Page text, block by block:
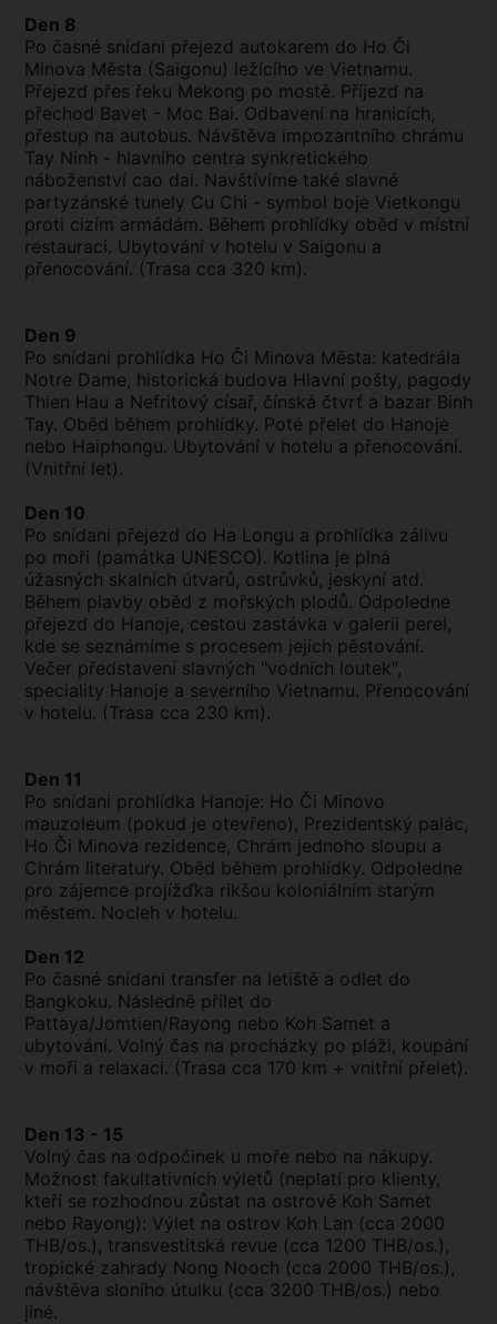
Den 8
Po časné snídani přejezd autokarem do Ho Či
Minova Města (Saigonu) ležícího ve Vietnamu.
Přejezd přes řeku Mekong po mostě. Příjezd na
přechod Bavet - Moc Bai. Odbavení na hranicích,
přestup na autobus. Návštěva impozantního chrámu
Tay Ninh - hlavního centra synkretického
náboženství cao dai. Navštívíme také slavné
partyzánské tunely Cu Chi - symbol boje Vietkongu
proti cizím armádám. Během prohlídky oběd v místní
restauraci. Ubytování v hotelu v Saigonu a
přenocování. (Trasa cca 320 km).
Den 9
Po snídani prohlídka Ho Či Minova Města: katedrála
Notre Dame, historická budova Hlavní pošty, pagody
Thien Hau a Nefritový císař, čínská čtvrť a bazar Binh
Tay. Oběd během prohlídky. Poté přelet do Hanoje
nebo Haiphongu. Ubytování v hotelu a přenocování.
(Vnitřní let).
Den 10
Po snídani přejezd do Ha Longu a prohlídka zálivu
po moři (památka UNESCO). Kotlina je plná
úžasných skalních útvarů, ostrůvků, jeskyní atd.
Během plavby oběd z mořských plodů. Odpoledne
přejezd do Hanoje, cestou zastávka v galerii perel,
kde se seznámíme s procesem jejich pěstování.
Večer představení slavných "vodních loutek",
speciality Hanoje a severního Vietnamu. Přenocování
v hotelu. (Trasa cca 230 km).
Den 11
Po snídani prohlídka Hanoje: Ho Či Minovo
mauzoleum (pokud je otevřeno), Prezidentský palác,
Ho Či Minova rezidence, Chrám jednoho sloupu a
Chrám literatury. Oběd během prohlídky. Odpoledne
pro zájemce projížďka rikšou koloniálním starým
městem. Nocleh v hotelu.
Den 12
Po časné snídani transfer na letiště a odlet do
Bangkoku. Následně přílet do
Pattaya/Jomtien/Rayong nebo Koh Samet a
ubytování. Volný čas na procházky po pláži, koupání
v moři a relaxaci. (Trasa cca 170 km + vnitřní přelet).
Den 13 - 15
Volný čas na odpočinek u moře nebo na nákupy.
Možnost fakultativních výletů (neplatí pro klienty,
kteří se rozhodnou zůstat na ostrově Koh Samet
nebo Rayong): Výlet na ostrov Koh Lan (cca 2000
THB/os.), transvestitská revue (cca 1200 THB/os.),
tropické zahrady Nong Nooch (cca 2000 THB/os.),
návštěva sloního útulku (cca 3200 THB/os.) nebo
jiné.